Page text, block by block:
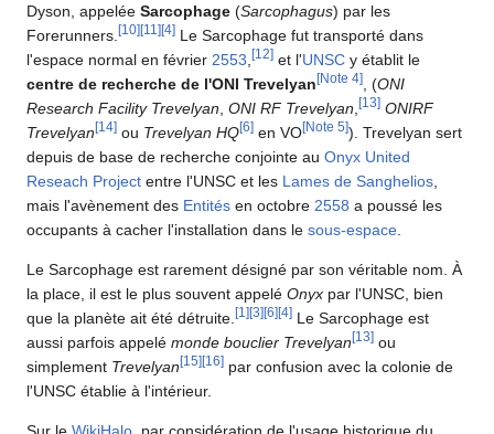
Dyson, appelée Sarcophage (Sarcophagus) par les
Forerunners. [10][11 ][4] Le Sarcophage fut transporté dans
l'espace normal en février 2553 [12] et l'UNSC y établit le
centre de recherche de l'ONI Trevelyan[Note 4] , (ONI
Research Facility Trevelyan ONI RF Trevelyan [13] ONIRF
Trevelyan[14] ou Trevelyan HQ[6] en VO[Note 5]). Trevelyan sert
depuis de base de recherche conjointe au Onyx United
Reseach Project entre l'UNSC et les Lames de Sanghelios
mais l'avènement des Entités en octobre 2558 a poussé les
occupants à cacher l'installation dans le sous-espace
Le Sarcophage est rarement désigné par son véritable nom. À
la place, il est le plus souvent appelé Onyx par l'UNSC, bien
que la planète ait été détruite. [1 ][3][6][4] Le Sarcophage est
aussi parfois appelé monde bouclier Trevelyan[13] ou
simplement Trevelyan[15][16] par confusion avec la colonie de
l'UNSC établie à l'intérieur.
Sur le WikiHalo , par considération de l'usage historique du